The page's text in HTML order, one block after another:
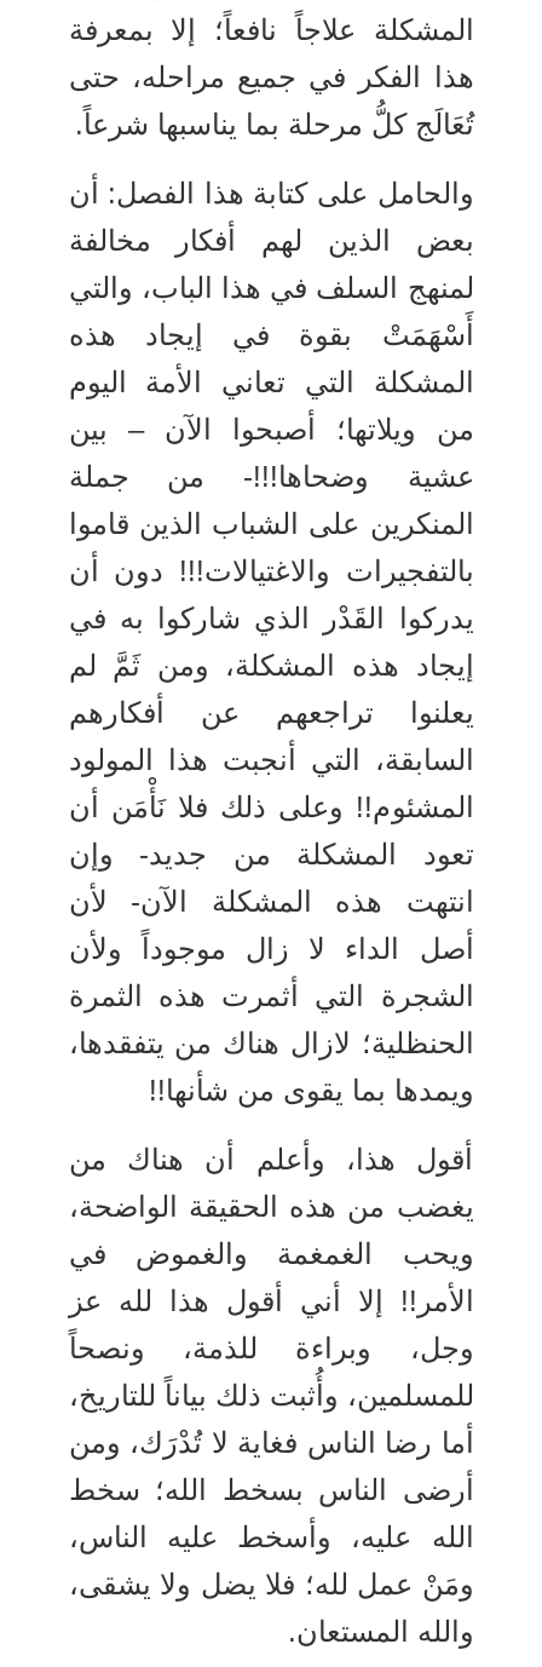
المشكلة علاجاً نافعاً؛ إلا بمعرفة
هذا الفكر في جميع مراحله، حتى
تُعَالَج كلُّ مرحلة بما يناسبها شرعاً.
والحامل على كتابة هذا الفصل: أن
بعض الذين لهم أفكار مخالفة
لمنهج السلف في هذا الباب، والتي
أَسْهَمَتْ بقوة في إيجاد هذه
المشكلة التي تعاني الأمة اليوم
من ويلاتها؛ أصبحوا الآن – بين
عشية وضحاها!!!- من جملة
المنكرين على الشباب الذين قاموا
بالتفجيرات والاغتيالات!!! دون أن
يدركوا القَدْر الذي شاركوا به في
إيجاد هذه المشكلة، ومن ثَمَّ لم
يعلنوا تراجعهم عن أفكارهم
السابقة، التي أنجبت هذا المولود
المشئوم!! وعلى ذلك فلا نَأْمَن أن
تعود المشكلة من جديد- وإن
انتهت هذه المشكلة الآن- لأن
أصل الداء لا زال موجوداً ولأن
الشجرة التي أثمرت هذه الثمرة
الحنظلية؛ لازال هناك من يتفقدها،
ويمدها بما يقوى من شأنها!!
أقول هذا، وأعلم أن هناك من
يغضب من هذه الحقيقة الواضحة،
ويحب الغمغمة والغموض في
الأمر!! إلا أني أقول هذا لله عز
وجل، وبراءة للذمة، ونصحاً
للمسلمين، وأُثبت ذلك بياناً للتاريخ،
أما رضا الناس فغاية لا تُدْرَك، ومن
أرضى الناس بسخط الله؛ سخط
الله عليه، وأسخط عليه الناس،
ومَنْ عمل لله؛ فلا يضل ولا يشقى،
والله المستعان.